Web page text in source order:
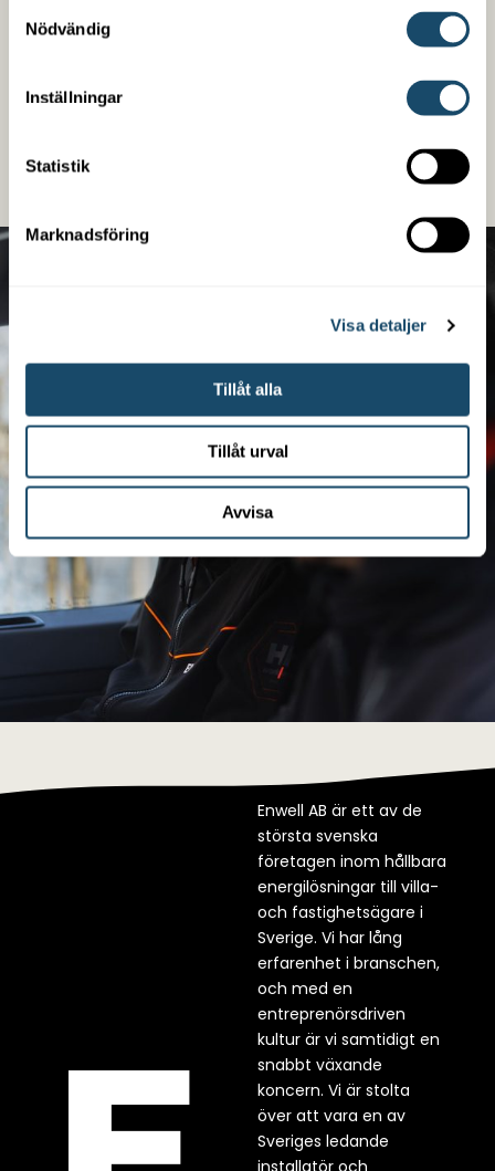
Nödvändig
Inställningar
Statistik
Marknadsföring
Visa detaljer
Tillåt alla
Tillåt urval
Avvisa
kompetenta på det vi gör och är din partner över en
det handlar om ett nybygge eller en befintlig
Enwell AB är ett av de
största svenska
företagen inom hållbara
energilösningar till villa-
och fastighetsägare i
Sverige. Vi har lång
erfarenhet i branschen,
och med en
entreprenörsdriven
kultur är vi samtidigt en
snabbt växande
koncern. Vi är stolta
över att vara en av
Sveriges ledande